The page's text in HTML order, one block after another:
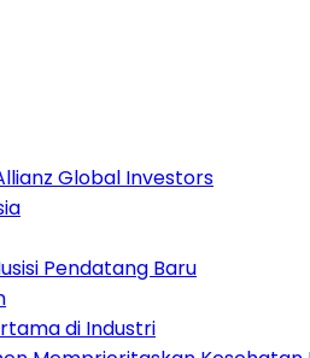
Global Investors
Pendatang Baru
di Industri